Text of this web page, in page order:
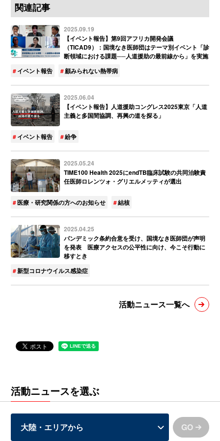
関連記事
2025.09.19
【イベント報告】第9回アフリカ開発会議
（TICAD9）：国境なき医師団はテーマ別イベント「診
断領域における課題──人道援助の最前線から」を実施
イベント報告
顧みられない熱帯病
2025.06.04
【イベント報告】人道援助コングレス2025東京「人道
主義と多国間協調、再興の道を探る」
イベント報告 紛争
2025.05.24
TIME100 Health 2025にendTB臨床試験の共同治験責
任医師ロレンツォ・グリエルメッティが選出
医療・研究関係の方へのお知らせ 結核
2025.04.25
パンデミック条約合意を受け、国境なき医師団が声明
を発表 医療アクセスの公平性に向け、今こそ行動に
移すとき
新型コロナウイルス感染症
活動ニュース一覧へ
活動ニュースを選ぶ
GO